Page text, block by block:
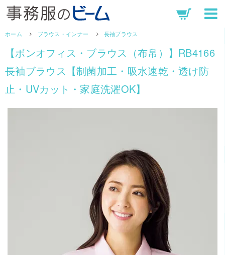
ホーム ブラウス・インナー 長袖ブラウス
【ボンオフィス・ブラウス（布帛）】RB4166
長袖ブラウス【制菌加工・吸水速乾・透け防
止・UVカット・家庭洗濯OK】